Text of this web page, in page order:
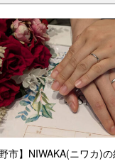
野市】NIWAKA(ニワカ)